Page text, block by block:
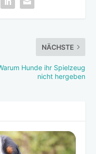
NÄCHSTE
Hunde ihr Spielzeug
nicht hergeben